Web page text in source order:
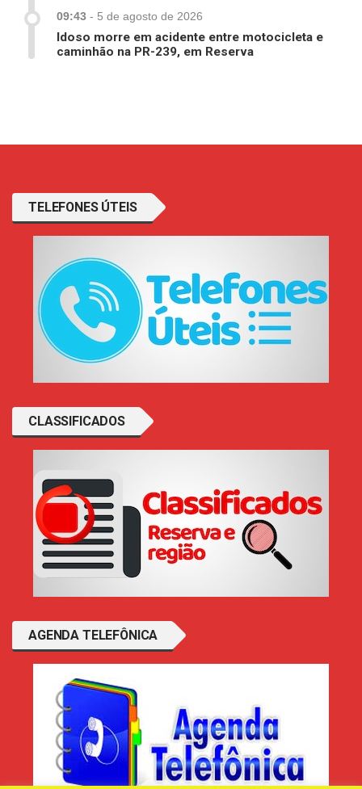
09:43 - 5 de agosto de 2026
Idoso morre em acidente entre motocicleta e
caminhão na PR-239, em Reserva
TELEFONES ÚTEIS
CLASSIFICADOS
AGENDA TELEFÔNICA